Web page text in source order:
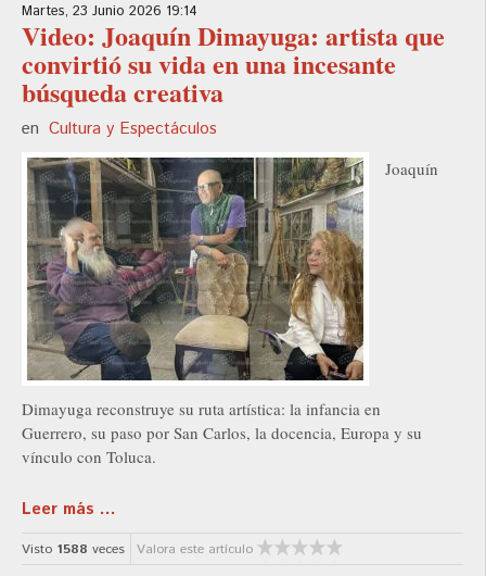
Martes, 23 Junio 2026 19:14
Video: Joaquín Dimayuga: artista que
convirtió su vida en una incesante
búsqueda creativa
en Cultura y Espectáculos
Joaquín
Dimayuga reconstruye su ruta artística: la infancia en
Guerrero, su paso por San Carlos, la docencia, Europa y su
vínculo con Toluca.
Leer más ...
Visto 1588 veces Valora este artículo